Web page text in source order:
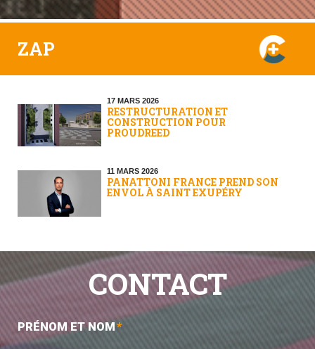
ZAP
17 MARS 2026
RESTRUCTURATION ET
CONSTRUCTION POUR
PROUDREED
11 MARS 2026
PANATTONI FRANCE PREND SON
ENVOL À SAINT EXUPÉRY
CONTACT
PRÉNOM ET NOM*